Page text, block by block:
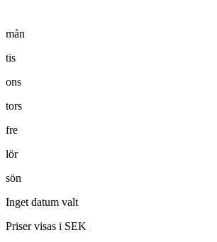
mån
tis
ons
tors
fre
lör
sön
Inget datum valt
Priser visas i SEK